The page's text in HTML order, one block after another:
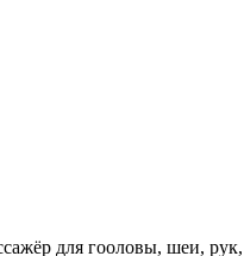
для гооловы, шеи,